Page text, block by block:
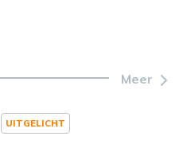
Meer
UITGELICHT